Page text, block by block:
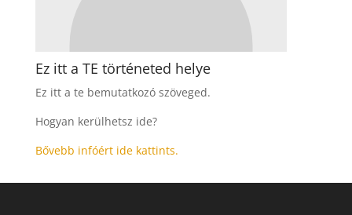
Ez itt a TE történeted helye
Ez itt a te bemutatkozó szöveged.
Hogyan kerülhetsz ide?
Bővebb infóért ide kattints.